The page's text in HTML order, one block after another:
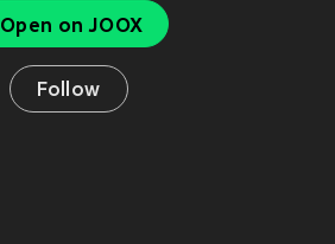
Open on JOOX
Follow